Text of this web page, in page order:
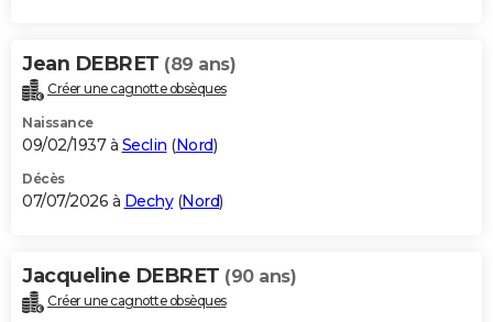
Carte de Noël
Carte Bonne année
Carte Saint-Valentin
Carte Pâques
Carte d'anniversaire
DICTIONNAIRE
Dictionnaire
Biographies
Citations
Expressions
Proverbes
PROGRAMME TV
S'inscrire
Se connecter
Lycées
Collèges
Primaires
Universités
Entreprises
Service militaire
Avis de recherche
AVIS DE DÉCÈS
Bricolage
Lifestyle
Culture
Sport
Auto
Television
Voyage
Cinema
Jean DEBRET (89 ans)
Créer une cagnotte obsèques
Naissance
09/02/1937 à Seclin (Nord)
Décès
07/07/2026 à Dechy(Nord)
Jacqueline DEBRET (90 ans)
Créer une cagnotte obsèques